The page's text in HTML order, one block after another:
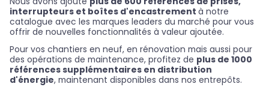
interrupteurs et boîtes d'encastrement à notre
catalogue avec les marques leaders du marché pour vous
offrir de nouvelles fonctionnalités à valeur ajoutée.
Pour vos chantiers en neuf, en rénovation mais aussi pour
des opérations de maintenance, profitez de plus de 1000
références supplémentaires en distribution
d'énergie, maintenant disponibles dans nos entrepôts.